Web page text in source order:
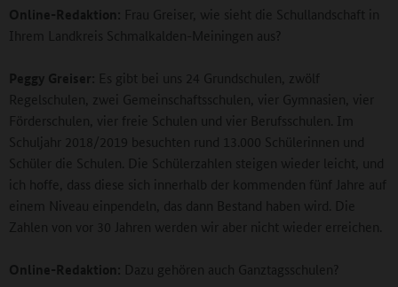
Online-Redaktion: Frau Greiser, wie sieht die Schullandschaft in
Ihrem Landkreis Schmalkalden-Meiningen aus?
Peggy Greiser: Es gibt bei uns 24 Grundschulen, zwölf
Regelschulen, zwei Gemeinschaftsschulen, vier Gymnasien, vier
Förderschulen, vier freie Schulen und vier Berufsschulen. Im
Schuljahr 2018/2019 besuchten rund 13.000 Schülerinnen und
Schüler die Schulen. Die Schülerzahlen steigen wieder leicht, und
ich hoffe, dass diese sich innerhalb der kommenden fünf Jahre auf
einem Niveau einpendeln, das dann Bestand haben wird. Die
Zahlen von vor 30 Jahren werden wir aber nicht wieder erreichen.
Online-Redaktion: Dazu gehören auch Ganztagsschulen?